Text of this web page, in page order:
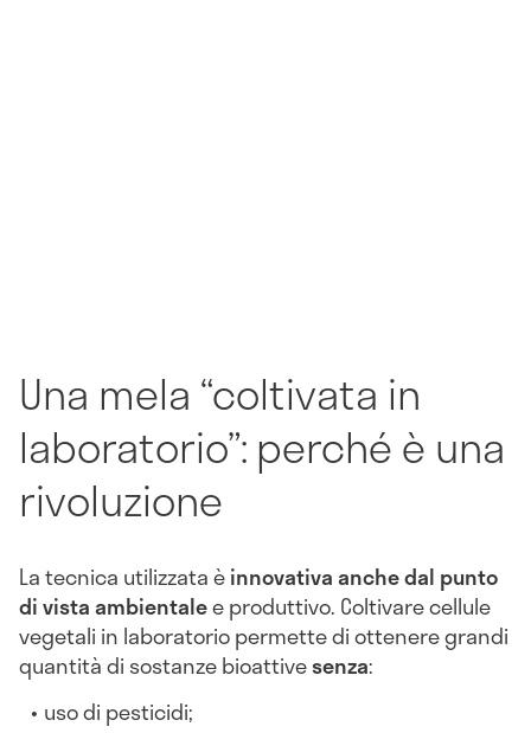
Una mela “coltivata in
laboratorio”: perché è una
rivoluzione
La tecnica utilizzata èinnovativa anche dal punto
di vista ambientalee produttivo. Coltivare cellule
vegetali in laboratorio permette di ottenere grandi
quantità di sostanze bioattivesenza:
uso di pesticidi;